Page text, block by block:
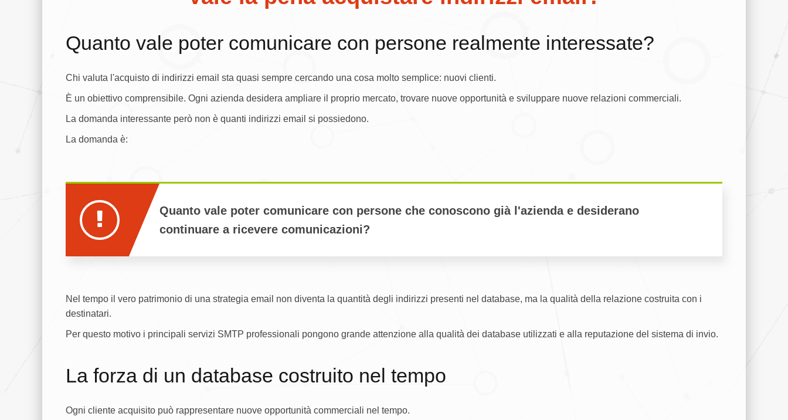
Quanto vale poter comunicare con persone realmente interessate?
Chi valuta l'acquisto di indirizzi email sta quasi sempre cercando una cosa molto semplice: nuovi clienti.
È un obiettivo comprensibile. Ogni azienda desidera ampliare il proprio mercato, trovare nuove opportunità e sviluppare nuove relazioni commerciali.
La domanda interessante però non è quanti indirizzi email si possiedono.
La domanda è:
Quanto vale poter comunicare con persone che conoscono già l'azienda e desiderano
continuare a ricevere comunicazioni?
Nel tempo il vero patrimonio di una strategia email non diventa la quantità degli indirizzi presenti nel database, ma la qualità della relazione costruita con i
destinatari.
Per questo motivo i principali servizi SMTP professionali pongono grande attenzione alla qualità dei database utilizzati e alla reputazione del sistema di invio.
La forza di un database costruito nel tempo
Ogni cliente acquisito può rappresentare nuove opportunità commerciali nel tempo.